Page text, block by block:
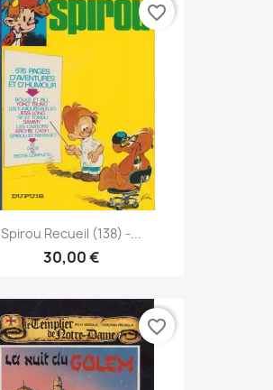
Spirou Recueil (138) -...
30,00 €
favorite_border
favorite_border